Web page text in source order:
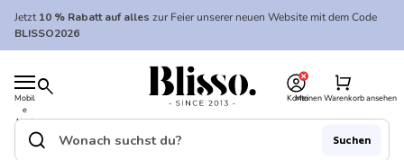
Zum Inhalt springen
Jetzt10 % Rabatt auf alles zur Feier unserer neuen Website mit dem Code
BLISSO2026
Mobil
e
Navi
gatio
search
Startseite
Konto
Meinen Warenkorb ansehen
shopping_cart
Startseite
Suche"
search Suchen